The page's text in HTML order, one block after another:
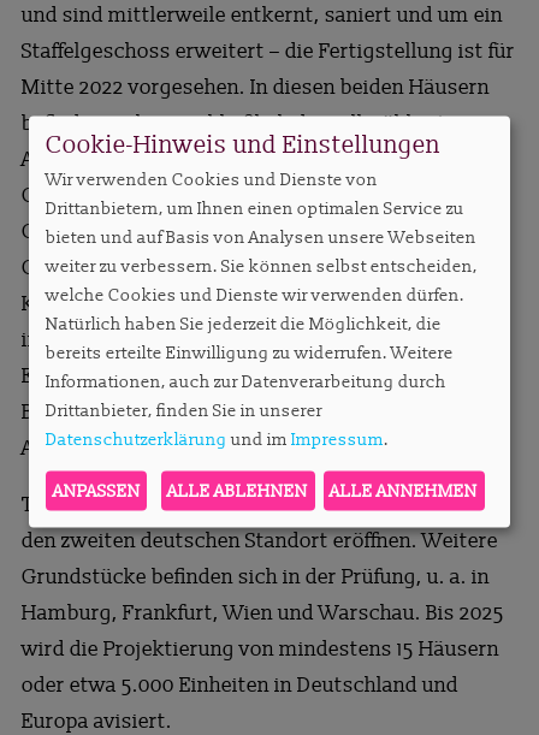
und sind mittlerweile entkernt, saniert und um ein
Staffelgeschoss erweitert – die Fertigstellung ist für
Mitte 2022 vorgesehen. In diesen beiden Häusern
befinden sich ausschließlich die vollmöblierten
Apartments sowie ein Loungebereich bzw. eine
Gemeinschaftsküche je Etage. Co-Working-Area,
Gym, Bücherei, Gamingraum, Kino und
Gemüsebeete auf dem Dachgarten runden das
Konzept ab. Das neugebaute Haus III befindet sich
in der Fertigstellung – hier befindet sich der
Empfangsbereich des Co-Living-Konzeptes, ein
Bistro, ein kleines Hotel sowie die Kita mit
Außenbereich.
The Base will in München im ersten Quartal 2024
den zweiten deutschen Standort eröffnen. Weitere
Grundstücke befinden sich in der Prüfung, u. a. in
Hamburg, Frankfurt, Wien und Warschau. Bis 2025
wird die Projektierung von mindestens 15 Häusern
oder etwa 5.000 Einheiten in Deutschland und
Europa avisiert.
Cookie-Hinweis und Einstellungen
Wir verwenden Cookies und Dienste von
Drittanbietern, um Ihnen einen optimalen Service zu
bieten und auf Basis von Analysen unsere Webseiten
weiter zu verbessern. Sie können selbst entscheiden,
welche Cookies und Dienste wir verwenden dürfen.
Natürlich haben Sie jederzeit die Möglichkeit, die
bereits erteilte Einwilligung zu widerrufen. Weitere
Informationen, auch zur Datenverarbeitung durch
Drittanbieter, finden Sie in unserer
Datenschutzerklärung und im Impressum.
ANPASSEN ALLE ABLEHNEN ALLE ANNEHMEN